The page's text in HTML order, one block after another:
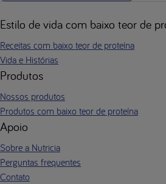
Estilo de vida com baixo teor de
Receitas com baixo teor de proteína
Vida e Histórias
Produtos
Nossos produtos
Produtos com baixo teor de proteína
Apoio
Sobre a Nutricia
Perguntas frequentes
Contato